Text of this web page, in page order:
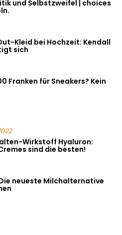
und Selbstzweifel | choices
Kleid bei Hochzeit: Kendall
sich
Franken für Sneakers? Kein
Wirkstoff Hyaluron:
sind die besten!
neueste Milchalternative